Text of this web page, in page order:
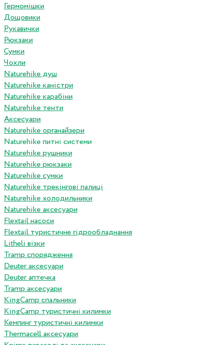
Гермомішки
Дощовики
Рукавички
Рюкзаки
Сумки
Чохли
Naturehike душ
Naturehike каністри
Naturehike карабіни
Naturehike тенти
Аксесуари
Naturehike органайзери
Naturehike питні системи
Naturehike рушники
Naturehike рюкзаки
Naturehike сумки
Naturehike трекінгові палиці
Naturehike холодильники
Naturehike аксесуари
Flextail насоси
Flextail туристичне гідрообладнання
Litheli візки
Tramp спорядження
Deuter аксесуари
Deuter аптечка
Tramp аксесуари
KingCamp спальники
KingCamp туристичні килимки
Кемпинг туристичні килимки
Thermacell аксесуари